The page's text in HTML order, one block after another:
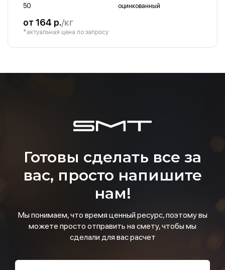
50
оцинкованный
от 164 р./кг
*актуальная цена по запросу
Готовы сделать все за
вас, просто напишите
нам!
Мы понимаем, что время ценный ресурс, поэтому вы
можете просто отправить на смету, чтобы мы
сделали для вас расчет